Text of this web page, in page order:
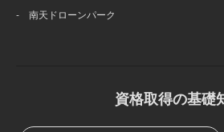
- 南天ドローンパーク
資格取得の基礎